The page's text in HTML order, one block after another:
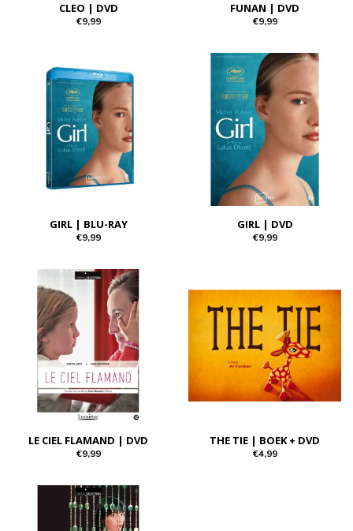
CLEO | DVD
€9,99
FUNAN | DVD
€9,99
GIRL | BLU-RAY
€9,99
GIRL | DVD
€9,99
LE CIEL FLAMAND | DVD
€9,99
THE TIE | BOEK + DVD
€4,99